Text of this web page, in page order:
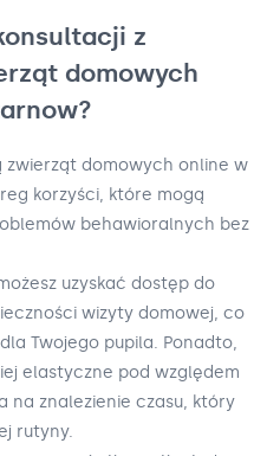
z
domowych
zwierząt domowych online w
korzyści, które mogą
behawioralnych bez
uzyskać dostęp do
wizyty domowej, co
Twojego pupila. Ponadto,
elastyczne pod względem
na znalezienie czasu, który
rutyny.